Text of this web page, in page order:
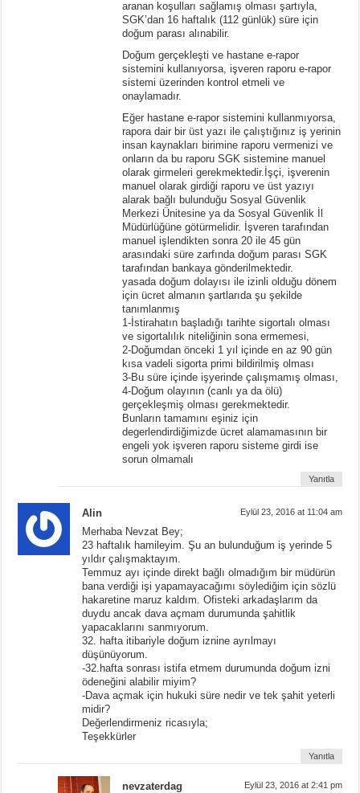
aranan koşulları sağlamış olması şartıyla,
SGK’dan 16 haftalık (112 günlük) süre için
doğum parası alınabilir.
Doğum gerçekleşti ve hastane e-rapor
sistemini kullanıyorsa, işveren raporu e-rapor
sistemi üzerinden kontrol etmeli ve
onaylamadır.
Eğer hastane e-rapor sistemini kullanmıyorsa,
rapora dair bir üst yazı ile çalıştığınız iş yerinin
insan kaynakları birimine raporu vermenizi ve
onların da bu raporu SGK sistemine manuel
olarak girmeleri gerekmektedir.İşçi, işverenin
manuel olarak girdiği raporu ve üst yazıyı
alarak bağlı bulunduğu Sosyal Güvenlik
Merkezi Ünitesine ya da Sosyal Güvenlik İl
Müdürlüğüne götürmelidir. İşveren tarafından
manuel işlendikten sonra 20 ile 45 gün
arasındaki süre zarfında doğum parası SGK
tarafından bankaya gönderilmektedir.
yasada doğum dolayısı ile izinli olduğu dönem
için ücret almanın şartlarıda şu şekilde
tanımlanmış
1-İstirahatın başladığı tarihte sigortalı olması
ve sigortalılık niteliğinin sona ermemesi,
2-Doğumdan önceki 1 yıl içinde en az 90 gün
kısa vadeli sigorta primi bildirilmiş olması
3-Bu süre içinde işyerinde çalışmamış olması,
4-Doğum olayının (canlı ya da ölü)
gerçekleşmiş olması gerekmektedir.
Bunların tamamını eşiniz için
degerlendirdiğimizde ücret alamamasının bir
engeli yok işveren raporu sisteme girdi ise
sorun olmamalı
Yanıtla
Alin Eylül 23, 2016 at 11:04 am
Merhaba Nevzat Bey;
23 haftalık hamileyim. Şu an bulunduğum iş yerinde 5
yıldır çalışmaktayım.
Temmuz ayı içinde direkt bağlı olmadığım bir müdürün
bana verdiği işi yapamayacağımı söylediğim için sözlü
hakaretine maruz kaldım. Ofisteki arkadaşlarım da
duydu ancak dava açmam durumunda şahitlik
yapacaklarını sanmıyorum.
32. hafta itibariyle doğum iznine ayrılmayı
düşünüyorum.
-32.hafta sonrası istifa etmem durumunda doğum izni
ödeneğini alabilir miyim?
-Dava açmak için hukuki süre nedir ve tek şahit yeterli
midir?
Değerlendirmeniz ricasıyla;
Teşekkürler
Yanıtla
nevzaterdag Eylül 23, 2016 at 2:41 pm